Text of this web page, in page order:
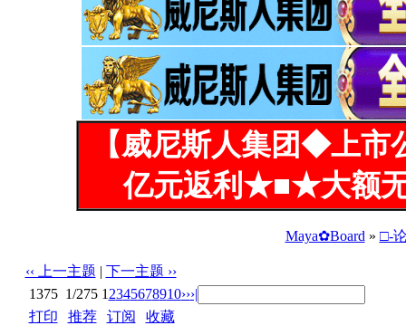
【威尼斯人集团◆上
亿元返利★■★大额
Maya✿Board » □-
‹‹ 上一主题 | 下一主题 ››
1375 1/275 1 2345678910›››|
打印
推荐| 订阅
收藏